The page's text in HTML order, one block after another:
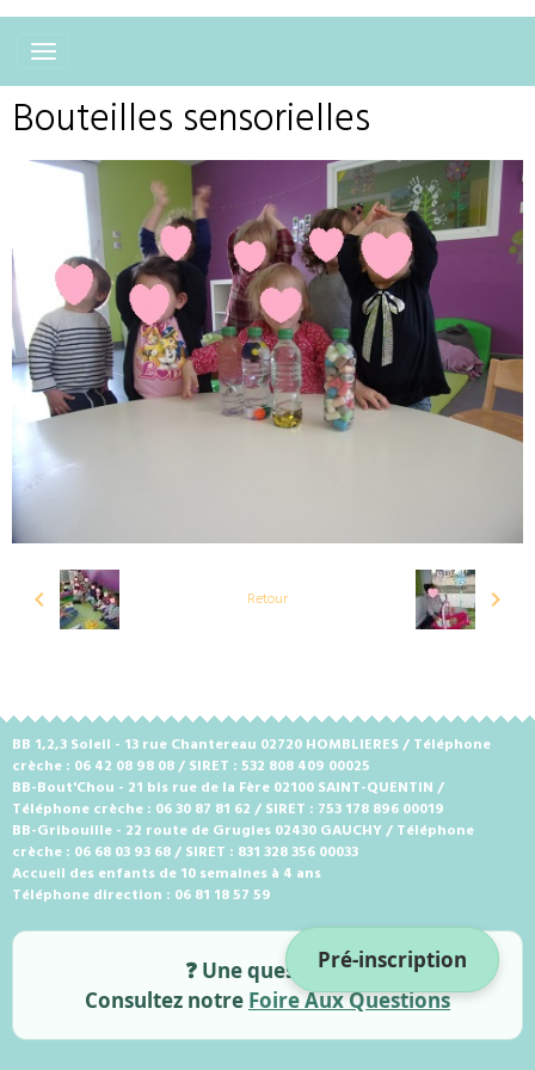
Pré-inscription
Bouteilles sensorielles
Retour
BB 1,2,3 Soleil - 13 rue Chantereau 02720 HOMBLIERES / Téléphone
crèche : 06 42 08 98 08 / SIRET : 532 808 409 00025
BB-Bout'Chou - 21 bis rue de la Fère 02100 SAINT-QUENTIN /
Téléphone crèche : 06 30 87 81 62 / SIRET : 753 178 896 00019
BB-Gribouille - 22 route de Grugies 02430 GAUCHY / Téléphone
crèche : 06 68 03 93 68 / SIRET : 831 328 356 00033
Accueil des enfants de 10 semaines à 4 ans
Téléphone direction : 06 81 18 57 59
❓ Une question ?
Consultez notre Foire Aux Questions